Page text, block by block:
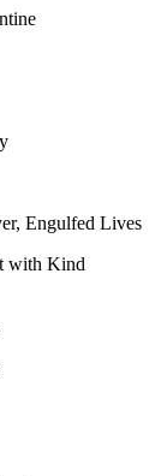
Engulfed Lives
with Kind